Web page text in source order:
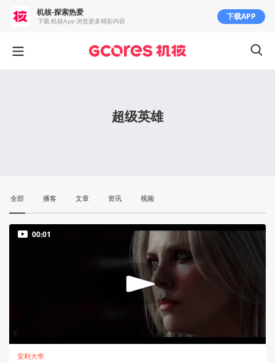
超级英雄
全部 播客 文章 资讯 视频
00:01
安利大帝
机核-探索热爱
下载 机核App 浏览更多精彩内容 下载APP